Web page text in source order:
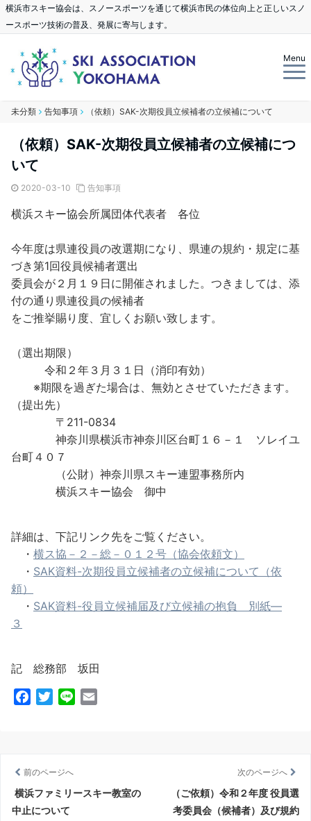
横浜市スキー協会は、スノースポーツを通じて横浜市民の体位向上と正しいスノ
ースポーツ技術の普及、発展に寄与します。
Menu
未分類 告知事項 （依頼）SAK-次期役員立候補者の立候補について
（依頼）SAK-次期役員立候補者の立候補につ
いて
2020-03-10 告知事項
横浜スキー協会所属団体代表者 各位
今年度は県連役員の改選期になり、県連の規約・規定に基
づき第1回役員候補者選出
委員会が２月１９日に開催されました。つきましては、添
付の通り県連役員の候補者
をご推挙賜り度、宜しくお願い致します。
（選出期限）
令和２年３月３１日（消印有効）
※期限を過ぎた場合は、無効とさせていただきます。
（提出先）
〒211-0834
神奈川県横浜市神奈川区台町１６－１ ソレイユ
台町４０７
（公財）神奈川県スキー連盟事務所内
横浜スキー協会 御中
詳細は、下記リンク先をご覧ください。
・ 横ス協－２－総－０１２号（協会依頼文）
・ SAK資料-次期役員立候補者の立候補について（依
頼）
・ SAK資料-役員立候補届及び立候補の抱負 別紙―
３
記 総務部 坂田
o
o
k
e
r
前のページへ
横浜ファミリースキー教室の
中止について
次のページへ
（ご依頼）令和２年度 役員選
考委員会（候補者）及び規約